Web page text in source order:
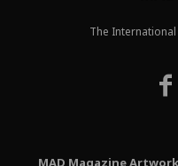
The
MAD Magazine Artwork